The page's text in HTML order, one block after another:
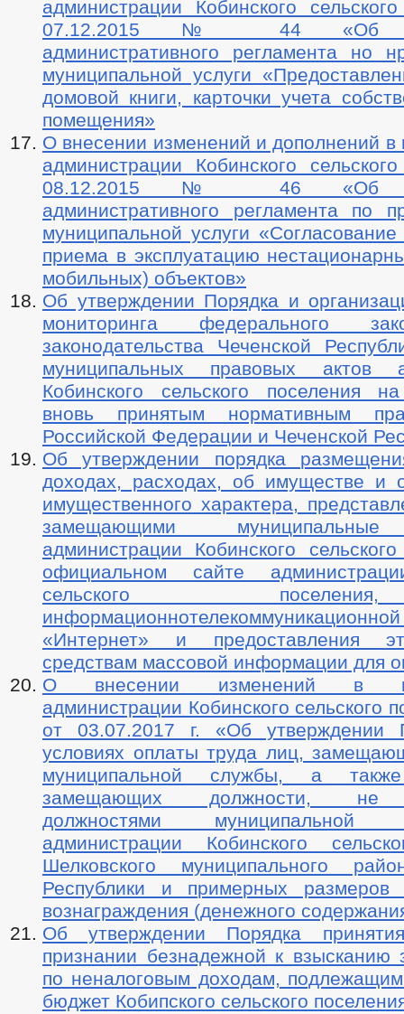
администрации Кобинского
07.12.2015 № 44 «Об
административного регламента но
муниципальной услуги
домовой книги, карточки учета
помещения»
О внесении изменений и дополнений в
администрации Кобинского
08.12.2015 № 46 «Об
административного регламента по
муниципальной услуги
приема в эксплуатацию
мобильных) объектов»
Об утверждении Порядка и
мониторинга федерального
законодательства Чеченской
муниципальных правовых актов
Кобинского сельского поселения на
вновь принятым нормативным
Российской Федерации и Чеченской
Об утверждении порядка
доходах, расходах, об имуществе и
имущественного характера,
замещающими
администрации Кобинского
официальном сайте
сельского
«Интернет» и предоставления
средствам массовой информации для
О внесении изменений в
администрации Кобинского сельского
от 03.07.2017 г. «Об утверждении
условиях оплаты труда лиц,
муниципальной службы, а также
замещающих должности, не
должностями
администрации Кобинского
Шелковского муниципального
Республики и примерных размеров
вознаграждения (денежного
Об утверждении Порядка
признании безнадежной к взысканию
по неналоговым доходам,
бюджет Кобипского сельского